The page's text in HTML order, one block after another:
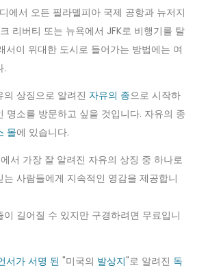
에서 오든 필라델피아 국제 공항과 뉴저지
리버티 또는 뉴욕에서 JFK로 비행기를 탈
서이 위대한 도시로 들어가는 방법에는 여
.
상징으로 알려진 자유의 종으로 시작하
명소를 방문하고 싶을 것입니다. 자유의 종
몰에 있습니다.
서 가장 잘 알려진 자유의 상징 중 하나로
는 사람들에게 지속적인 영감을 제공합니
이 길어질 수 있지만 구경하려면 무료입니
서가 서명 된 "미국의 발상지"로 알려진 독